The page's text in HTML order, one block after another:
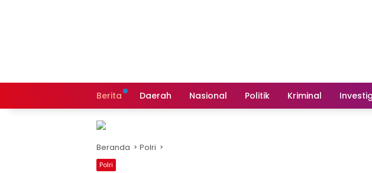
Berita Daerah Nasional Politik Kriminal
Beranda Polri
Polri